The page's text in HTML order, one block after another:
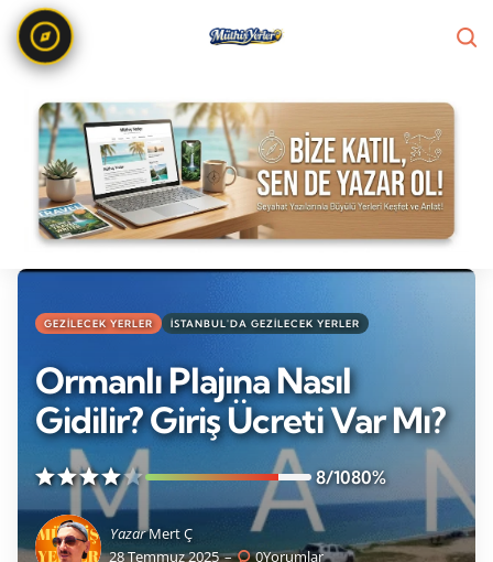
GEZILECEK YERLER İSTANBUL'DA GEZILECEK YERLER
Ormanlı Plajına Nasıl
Gidilir? Giriş Ücreti Var Mı?
8/1080%
YazarMert Ç
28 Temmuz 2025
0Yorumlar